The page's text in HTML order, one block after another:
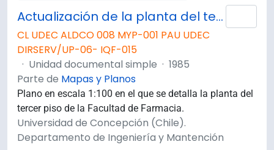
Actualización de la planta del tercer piso de la Facultad de Farmacia. Plano 3 de 4.
CL UDEC ALDCO 008 MYP-001 PAU UDEC
DIRSERV/UP-06- IQF-015
· Unidad documental simple · 1985
Parte de Mapas y Planos
Plano en escala 1:100 en el que se detalla la planta del
tercer piso de la Facultad de Farmacia.
Universidad de Concepción (Chile).
Departamento de Ingeniería y Mantención